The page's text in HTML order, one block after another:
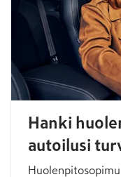
Hanki
autoilusi